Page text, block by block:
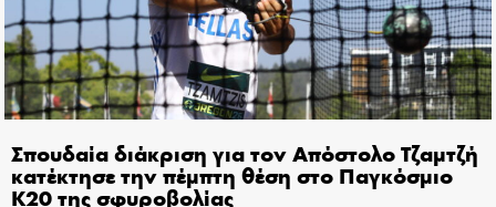
Σπουδαία διάκριση για τον Απόστολο Τζαμτζή
κατέκτησε την πέμπτη θέση στο Παγκόσμιο
Κ20 της σφυροβολίας